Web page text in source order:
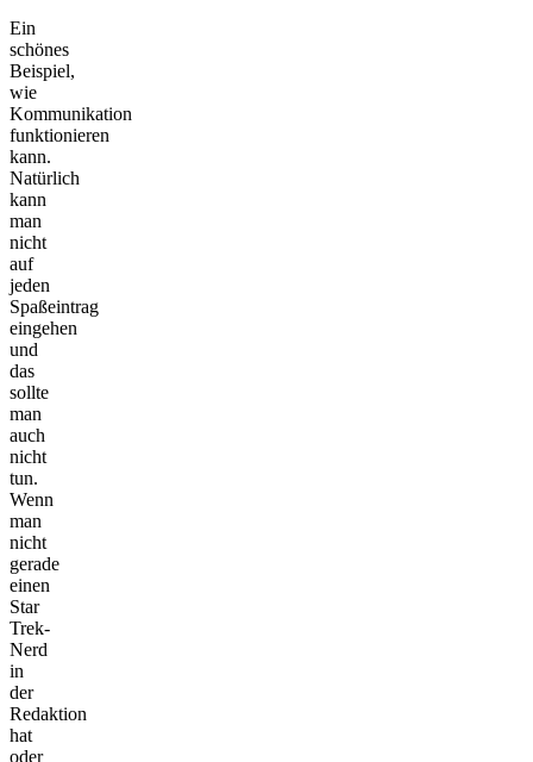
Ein
schönes
Beispiel,
wie
Kommunikation
funktionieren
kann.
Natürlich
kann
man
nicht
auf
jeden
Spaßeintrag
eingehen
und
das
sollte
man
auch
nicht
tun.
Wenn
man
nicht
gerade
einen
Star
Trek-
Nerd
in
der
Redaktion
hat
oder